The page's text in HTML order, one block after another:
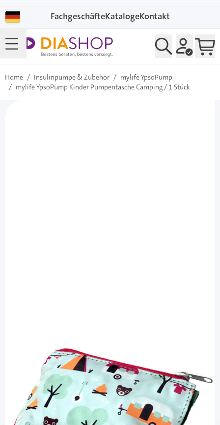
FachgeschäfteKatalogeKontakt
Home / Insulinpumpe & Zubehör / mylife YpsoPump
/ mylife YpsoPump Kinder Pumpentasche Camping / 1 Stück
Camping / 1 Stück
PZN: 16324905 / Diashop.de Kat.-Nr.114221
Lieferzeit 3-7 Werktage
Mehr über das Produkt